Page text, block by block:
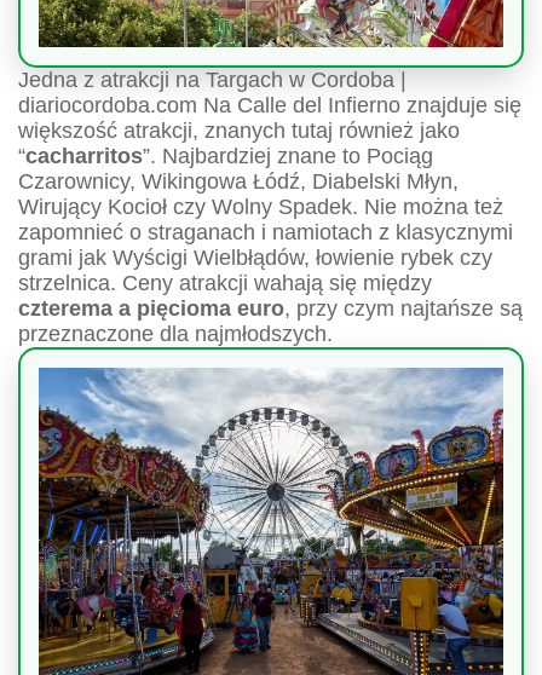
Jedna z atrakcji na Targach w Cordoba |
diariocordoba.com Na Calle del Infierno znajduje się
większość atrakcji, znanych tutaj również jako
“cacharritos”. Najbardziej znane to Pociąg
Czarownicy, Wikingowa Łódź, Diabelski Młyn,
Wirujący Kocioł czy Wolny Spadek. Nie można też
zapomnieć o straganach i namiotach z klasycznymi
grami jak Wyścigi Wielbłądów, łowienie rybek czy
strzelnica. Ceny atrakcji wahają się między
czterema a pięcioma euro, przy czym najtańsze są
przeznaczone dla najmłodszych.